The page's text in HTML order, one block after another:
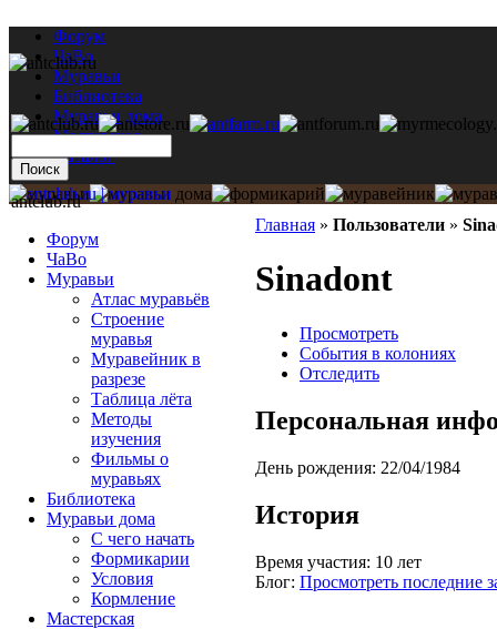
Форум
ЧаВо
Муравьи
Библиотека
Муравьи дома
Мастерская
Каталог
Главная » Пользователи »
Sinadont
Просмотреть
События в колониях
Отследить
Персональная
День рождения: 22/04/1984
История
Время участия: 10 лет
Блог: Просмотреть последние
antclub.ru
Форум
ЧаВо
Муравьи
Атлас муравьёв
Строение
муравья
Муравейник в
разрезе
Таблица лёта
Методы
изучения
Фильмы о
муравьях
Библиотека
Муравьи дома
С чего начать
Формикарии
Условия
Кормление
Мастерская